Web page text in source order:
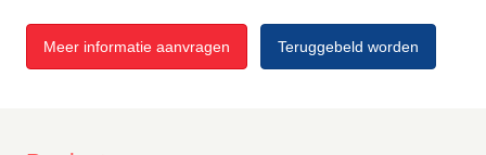
Meer informatie aanvragen Teruggebeld worden